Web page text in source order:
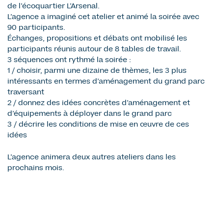
de l’écoquartier L’Arsenal.
L’agence a imaginé cet atelier et animé la soirée avec
90 participants.
Échanges, propositions et débats ont mobilisé les
participants réunis autour de 8 tables de travail.
3 séquences ont rythmé la soirée :
1 / choisir, parmi une dizaine de thèmes, les 3 plus
intéressants en termes d’aménagement du grand parc
traversant
2 / donnez des idées concrètes d’aménagement et
d’équipements à déployer dans le grand parc
3 / décrire les conditions de mise en œuvre de ces
idées
L’agence animera deux autres ateliers dans les
prochains mois.